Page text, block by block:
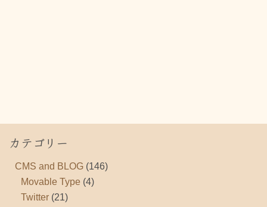
カテゴリー
CMS and BLOG (146)
Movable Type (4)
Twitter (21)